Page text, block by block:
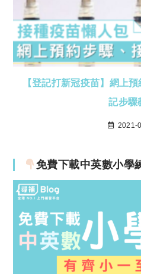
【登記打新冠疫苗】網上
記步驟
2021-
免費下載中英數小學